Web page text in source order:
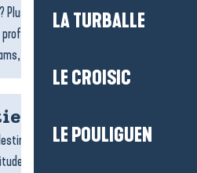
LA TURBALLE
LE CROISIC
LE POULIGUEN
Plusieurs espaces de bien-être
d’un moment rien qu’à
soins du corps,...
et spectacles
La Baule-Presqu’île de
de lieux pour s’amuser, se